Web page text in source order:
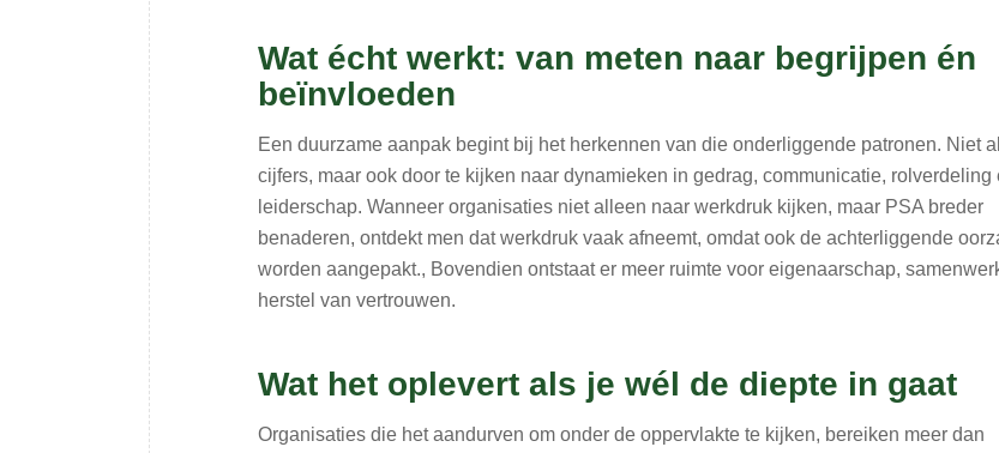
Wat écht werkt: van meten naar begrijpen én
beïnvloeden
Een duurzame aanpak begint bij het herkennen van die onderliggende patronen. Niet
cijfers, maar ook door te kijken naar dynamieken in gedrag, communicatie, rolverdeling
leiderschap. Wanneer organisaties niet alleen naar werkdruk kijken, maar PSA breder
benaderen, ontdekt men dat werkdruk vaak afneemt, omdat ook de achterliggende
worden aangepakt., Bovendien ontstaat er meer ruimte voor eigenaarschap,
herstel van vertrouwen.
Wat het oplevert als je wél de diepte in gaat
Organisaties die het aandurven om onder de oppervlakte te kijken, bereiken meer dan